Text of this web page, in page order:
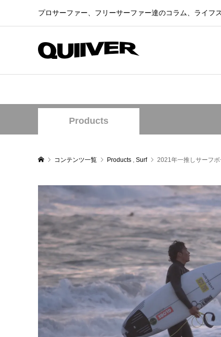
プロサーファー、フリーサーファー達のコラム、ライ
Products
コンテンツ一覧 Products Surf 2021年一推しサーフボ